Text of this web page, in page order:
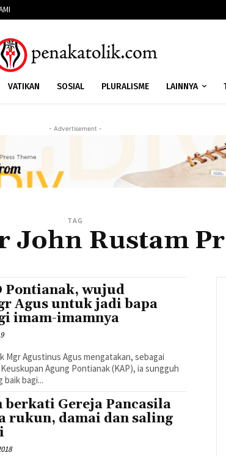
VATIKAN SOSIAL PLURALISME LAINNYA
- Advertisement -
TAG
John Rustam Pr
Pontianak, wujud
Agus untuk jadi bapa
imam-imamnya
Mgr Agustinus Agus mengatakan, sebagai
Agung Pontianak (KAP), ia sungguh
baik bagi...
berkati Gereja Pancasila
rukun, damai dan saling